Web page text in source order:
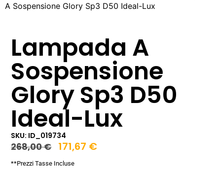
A Sospensione Glory Sp3 D50 Ideal-Lux
Lampada A
Sospensione
Glory Sp3 D50
Ideal-Lux
SKU: ID_019734
268,00€ 171,67 €
**Prezzi Tasse Incluse